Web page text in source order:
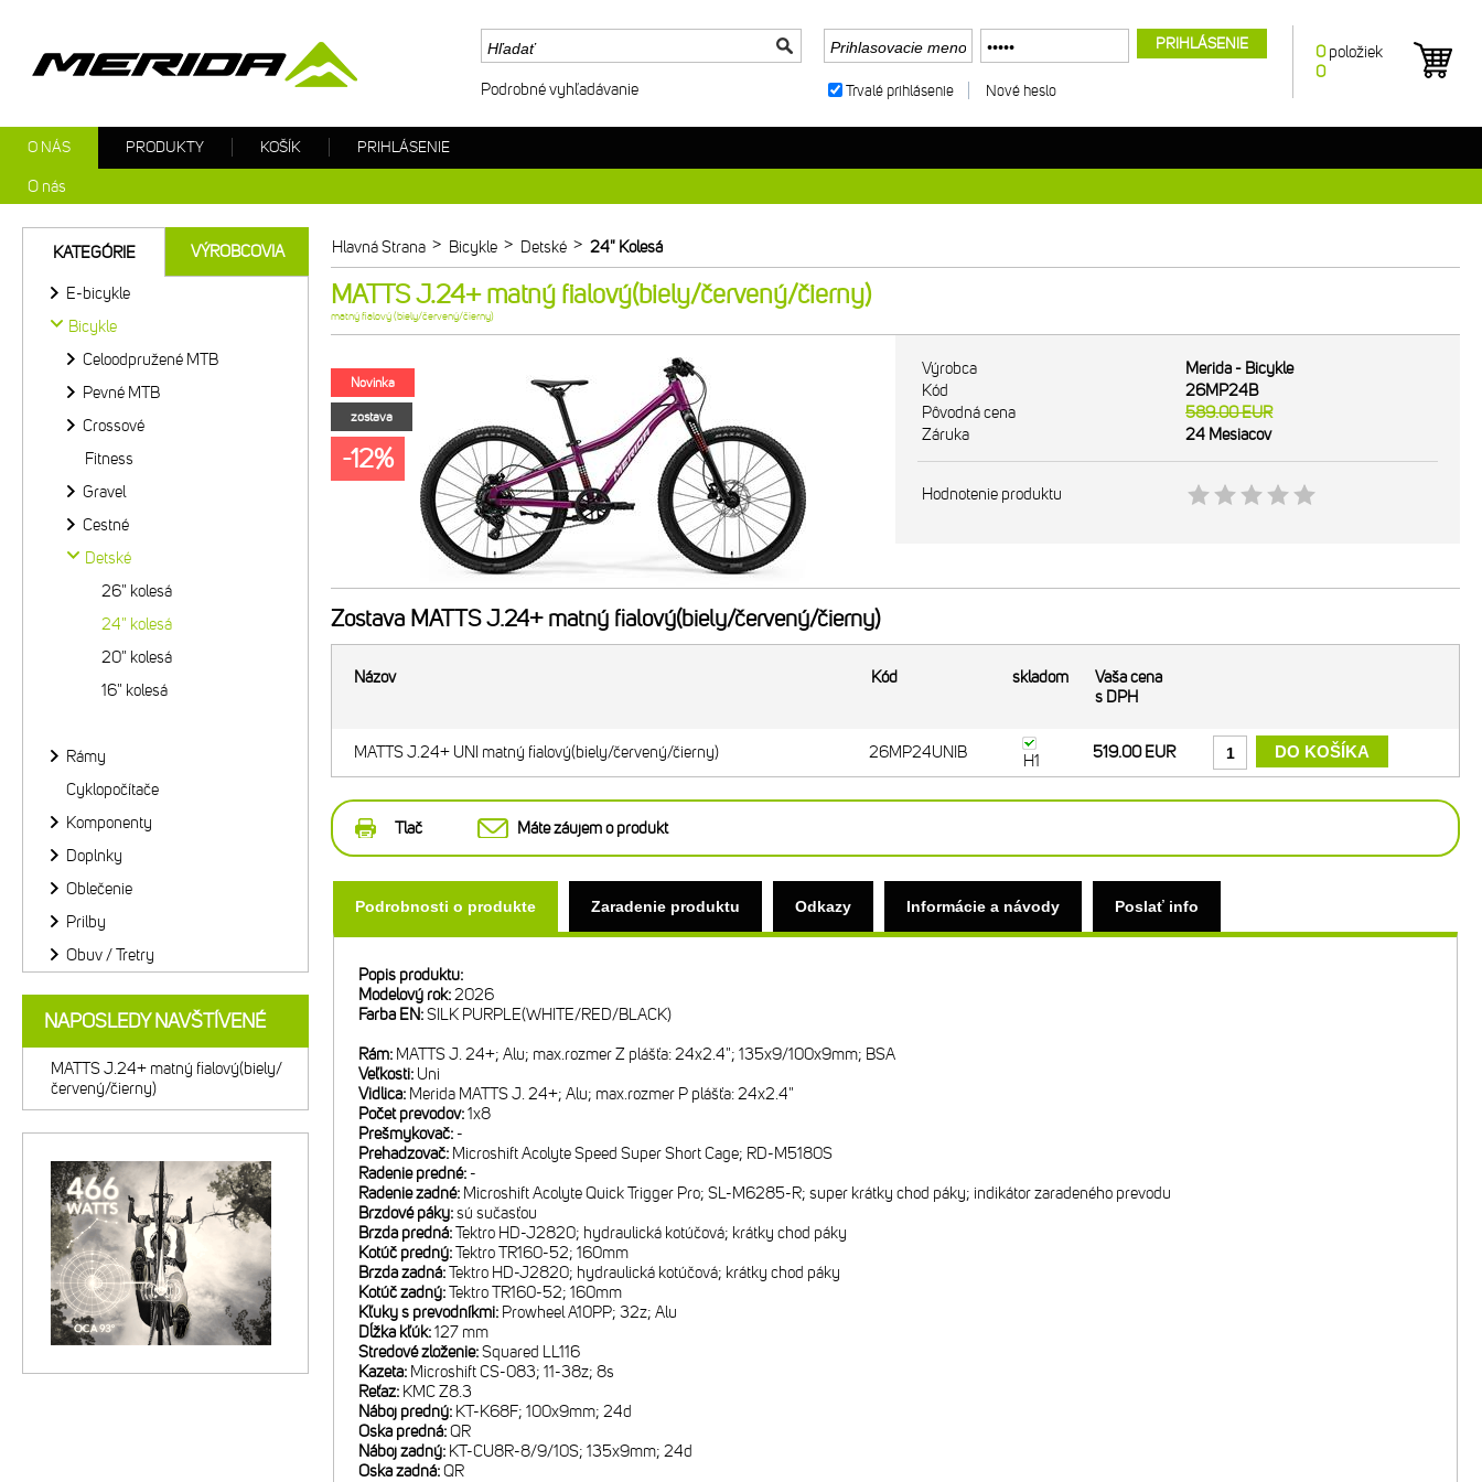
Hlavná Strana > Bicykle > Detské > 24" Kolesá
MATTS J.24+ matný fialový(biely/červený/čierny)
matný fialový (biely/červený/čierny)
Novinka
zostava
-12%
Výrobca
Merida - Bicykle
Kód
26MP24B
Pôvodná cena
589.00EUR
Záruka
24 Mesiacov
Hodnotenie produktu
Zostava MATTS J.24+ matný fialový(biely/červený/čierny)
Názov Kód skladom
Vaša cena
s DPH
MATTS J.24+ UNI matný fialový(biely/červený/čierny) 26MP24UNIB H1 519.00 EUR
Tlač Máte záujem o produkt
Podrobnosti o produkte Zaradenie produktu Odkazy Informácie a návody Poslať info
Popis produktu:
Modelový rok:2026
Farba EN:SILK PURPLE(WHITE/RED/BLACK)
Rám: MATTS J. 24+; Alu; max.rozmer Z plášťa: 24x2.4"; 135x9/100x9mm; BSA
Veľkosti: Uni
Vidlica: Merida MATTS J. 24+; Alu; max.rozmer P plášťa: 24x2.4"
Počet prevodov:1x8
Prešmykovač: -
Prehadzovač: Microshift Acolyte Speed Super Short Cage; RD-M5180S
Radenie predné: -
Radenie zadné: Microshift Acolyte Quick Trigger Pro; SL-M6285-R; super krátky chod páky; indikátor zaradeného prevodu
Brzdové páky:sú sučasťou
Brzda predná:Tektro HD-J2820; hydraulická kotúčová; krátky chod páky
Kotúč predný:Tektro TR160-52; 160mm
Brzda zadná:Tektro HD-J2820; hydraulická kotúčová; krátky chod páky
Kotúč zadný:Tektro TR160-52; 160mm
Kľuky s prevodníkmi: Prowheel A10PP; 32z; Alu
Dĺžka kľúk:127 mm
Stredové zloženie:Squared LL116
Kazeta: Microshift CS-083; 11-38z; 8s
Reťaz: KMC Z8.3
Náboj predný: KT-K68F; 100x9mm; 24d
Oska predná:QR
Náboj zadný: KT-CU8R-8/9/10S; 135x9mm; 24d
Oska zadná:QR
KATEGÓRIE VÝROBCOVIA
E-bicykle
Bicykle
Celoodpružené MTB
Pevné MTB
Crossové
Fitness
Gravel
Cestné
Detské
26" kolesá
24" kolesá
20" kolesá
16" kolesá
Rámy
Cyklopočítače
Komponenty
Doplnky
Oblečenie
Prilby
Obuv / Tretry
NAPOSLEDY NAVŠTÍVENÉ
MATTS J.24+ matný fialový(biely/
červený/čierny)
Podrobné vyhľadávanie
O NÁS
O nás
PRODUKTY KOŠÍK PRIHLÁSENIE
0 položiek
0
PRIHLÁSENIE
Trvalé prihlásenie Nové heslo